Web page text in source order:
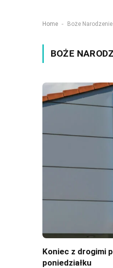
Home - Boże
BOŻE
Koniec z drogimi
poniedziałku